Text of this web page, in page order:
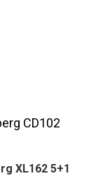
XL162 5+1